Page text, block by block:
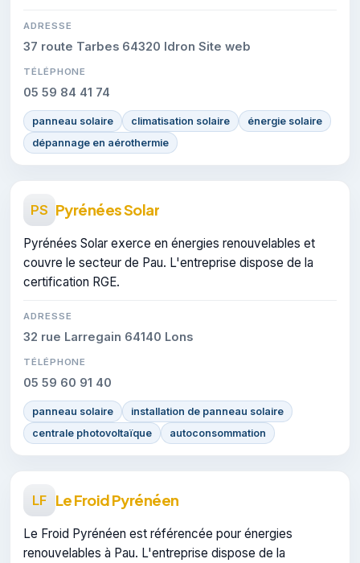
ADRESSE
37 route Tarbes 64320 Idron Site web
TÉLÉPHONE
05 59 84 41 74
panneau solaire climatisation solaire
énergie solaire
dépannage en aérothermie
PS Pyrénées Solar
Pyrénées Solar exerce en énergies renouvelables et
couvre le secteur de Pau. L'entreprise dispose de la
certification RGE.
ADRESSE
32 rue Larregain 64140 Lons
TÉLÉPHONE
05 59 60 91 40
panneau solaire
installation de panneau solaire
centrale photovoltaïque
autoconsommation
LF Le Froid Pyrénéen
Le Froid Pyrénéen est référencée pour énergies
renouvelables à Pau. L'entreprise dispose de la